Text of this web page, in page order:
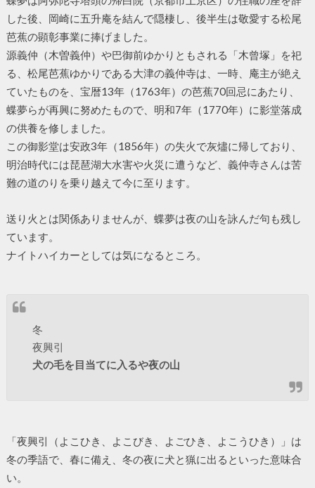
した後、岡崎に五升庵を結んで隠棲し、後半生は敬愛する松尾
芭蕉の顕彰事業に捧げました。
源義仲（木曽義仲）や巴御前ゆかりともされる「木曾塚」を祀
る、松尾芭蕉ゆかりである大津の義仲寺は、一時、庵主が絶え
ていたものを、宝暦13年（1763年）の芭蕉70回忌にあたり、
蝶夢らが再興に努めたもので、明和7年（1770年）に影堂落成
の供養を修しました。
この御影堂は安政3年（1856年）の失火で灰燼に帰しており、
明治時代には琵琶湖大水害や火災に遭うなど、義仲寺さんは苦
難の道のりを乗り越えて今に至ります。
送り火とは関係ありませんが、蝶夢は夜の山を詠んだ句も残し
ています。
ナイトハイカーとしては気になるところ。
冬
夜興引
犬の毛を目当てに入るや夜の山
「夜興引（よこひき、よこびき、よごひき、よこうひき）」は
冬の季語で、春に備え、冬の夜に犬と猟に出るといった意味合
い。